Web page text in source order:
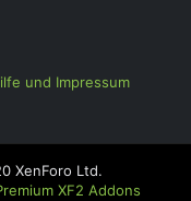
und Impressum
XenForo Ltd.
XF2 Addons